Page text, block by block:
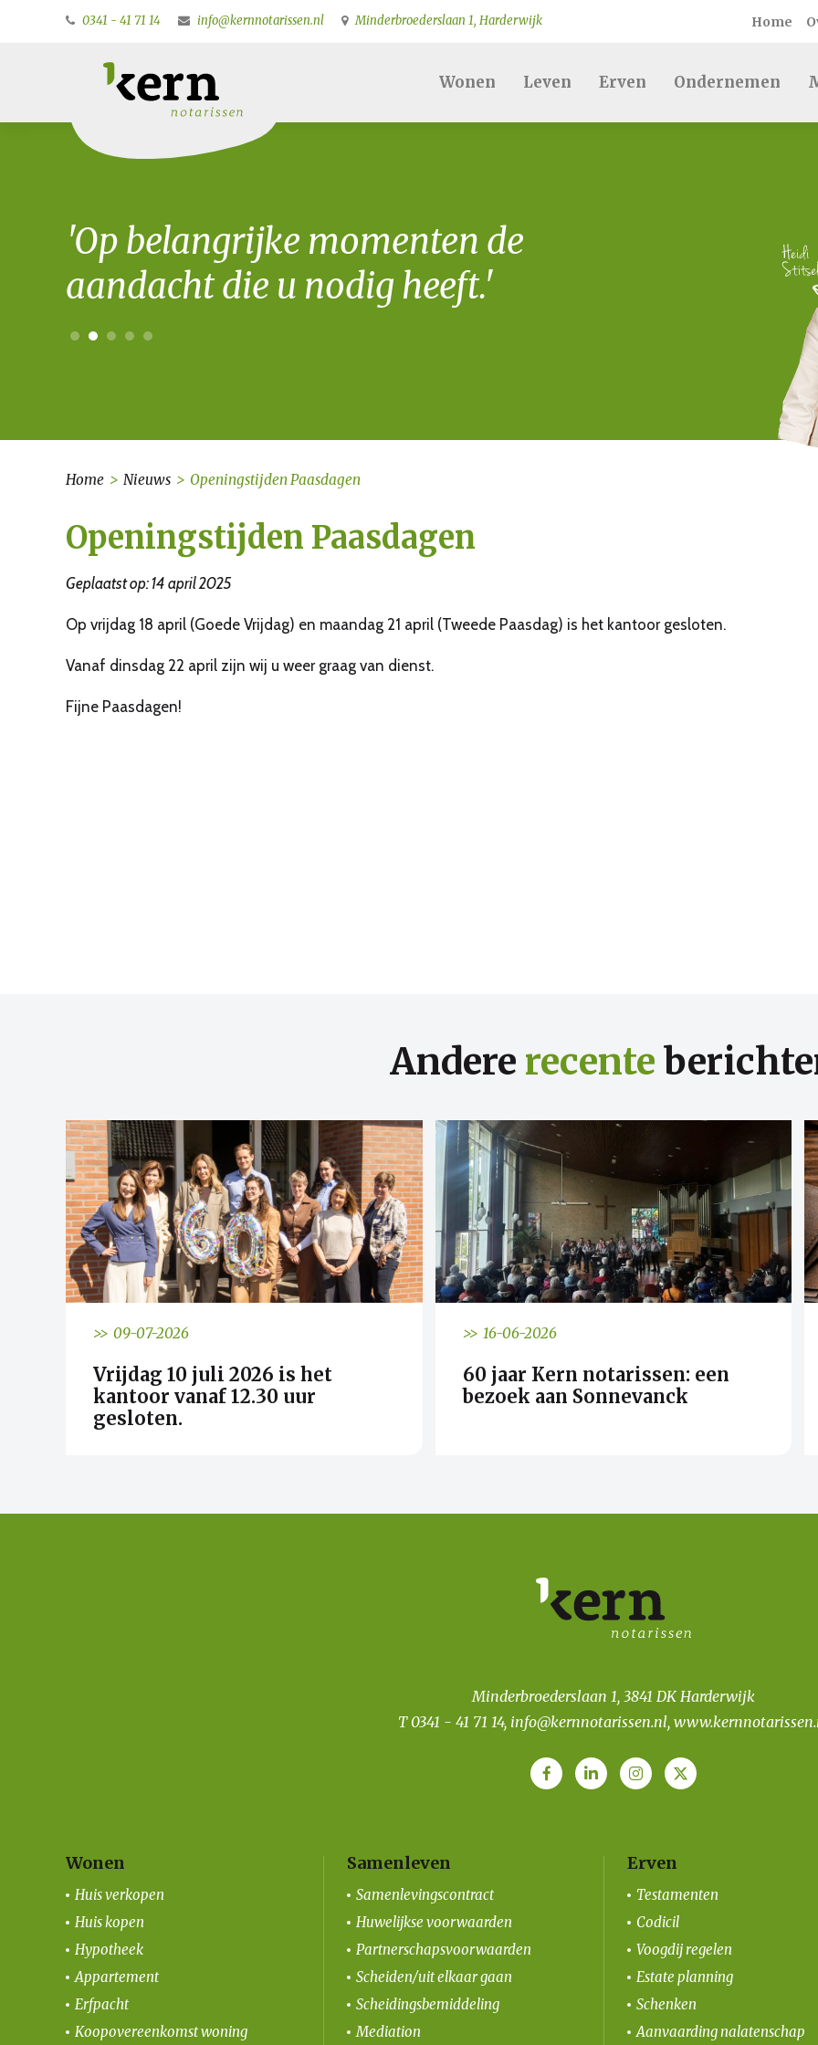
0341 - 41 71 14 info@kernnotarissen.nl Minderbroederslaan 1, Harderwijk Home
Wonen Leven Erven Ondernemen
'Op belangrijke momenten de
aandacht die u nodig heeft.'
Home > Nieuws > Openingstijden Paasdagen
Openingstijden Paasdagen
Geplaatst op: 14 april 2025
Op vrijdag 18 april (Goede Vrijdag) en maandag 21 april (Tweede Paasdag) is het kantoor gesloten.
Vanaf dinsdag 22 april zijn wij u weer graag van dienst.
Fijne Paasdagen!
Andere recente
>> 09-07-2026
Vrijdag 10 juli 2026 is het
kantoor vanaf 12.30 uur
gesloten.
>> 16-06-2026
60 jaar Kern notarissen: een
bezoek aan Sonnevanck
Minderbroederslaan 1, 3841 DK Harderwijk
T 0341 - 41 71 14, info@kernnotarissen.nl,
Wonen
Huis verkopen
Huis kopen
Hypotheek
Appartement
Erfpacht
Koopovereenkomst woning
Samenleven
Samenlevingscontract
Huwelijkse voorwaarden
Partnerschapsvoorwaarden
Scheiden/uit elkaar gaan
Scheidingsbemiddeling
Mediation
Erven
Testamenten
Codicil
Voogdij regelen
Estate planning
Schenken
Aanvaarding nalatenschap